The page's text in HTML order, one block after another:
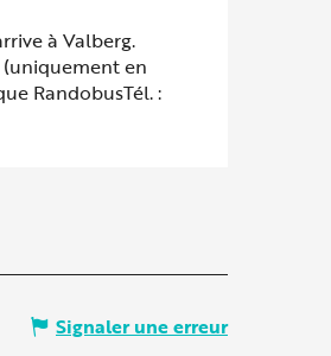
à Valberg.
(uniquement en
RandobusTél. :
Signaler une erreur